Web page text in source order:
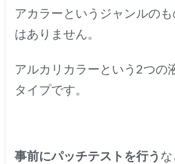
アカラーというジャンルの
はありません。
アルカリカラーという2つの
タイプです。
事前にパッチテストを行う